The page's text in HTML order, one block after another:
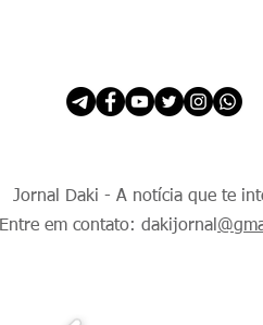
Jornal Daki - A notícia que te
Entre em contato: dakijornal